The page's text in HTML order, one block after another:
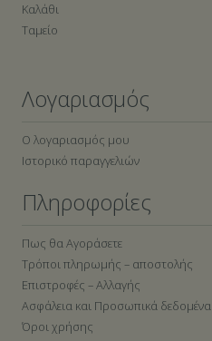
Καλάθι
Ταμείο
Λογαριασμός
Ο λογαριασμός μου
Ιστορικό παραγγελιών
Πληροφορίες
Πως θα Αγοράσετε
Τρόποι πληρωμής – αποστολής
Επιστροφές – Αλλαγής
Ασφάλεια και Προσωπικά δεδομένα
Όροι χρήσης